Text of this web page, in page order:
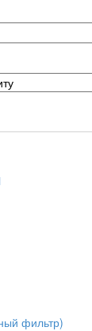
фильтр)